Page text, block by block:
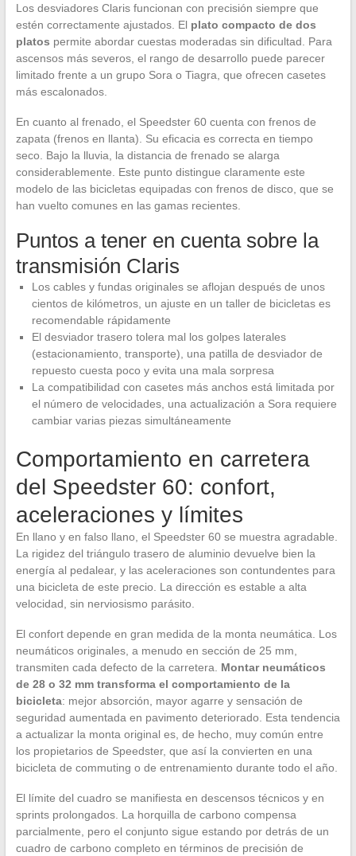
Los desviadores Claris funcionan con precisión siempre que
estén correctamente ajustados. El plato compacto de dos
platos permite abordar cuestas moderadas sin dificultad. Para
ascensos más severos, el rango de desarrollo puede parecer
limitado frente a un grupo Sora o Tiagra, que ofrecen casetes
más escalonados.
En cuanto al frenado, el Speedster 60 cuenta con frenos de
zapata (frenos en llanta). Su eficacia es correcta en tiempo
seco. Bajo la lluvia, la distancia de frenado se alarga
considerablemente. Este punto distingue claramente este
modelo de las bicicletas equipadas con frenos de disco, que se
han vuelto comunes en las gamas recientes.
Puntos a tener en cuenta sobre la
transmisión Claris
Los cables y fundas originales se aflojan después de unos
cientos de kilómetros, un ajuste en un taller de bicicletas es
recomendable rápidamente
El desviador trasero tolera mal los golpes laterales
(estacionamiento, transporte), una patilla de desviador de
repuesto cuesta poco y evita una mala sorpresa
La compatibilidad con casetes más anchos está limitada por
el número de velocidades, una actualización a Sora requiere
cambiar varias piezas simultáneamente
Comportamiento en carretera
del Speedster 60: confort,
aceleraciones y límites
En llano y en falso llano, el Speedster 60 se muestra agradable.
La rigidez del triángulo trasero de aluminio devuelve bien la
energía al pedalear, y las aceleraciones son contundentes para
una bicicleta de este precio. La dirección es estable a alta
velocidad, sin nerviosismo parásito.
El confort depende en gran medida de la monta neumática. Los
neumáticos originales, a menudo en sección de 25 mm,
transmiten cada defecto de la carretera. Montar neumáticos
de 28 o 32 mm transforma el comportamiento de la
bicicleta: mejor absorción, mayor agarre y sensación de
seguridad aumentada en pavimento deteriorado. Esta tendencia
a actualizar la monta original es, de hecho, muy común entre
los propietarios de Speedster, que así la convierten en una
bicicleta de commuting o de entrenamiento durante todo el año.
El límite del cuadro se manifiesta en descensos técnicos y en
sprints prolongados. La horquilla de carbono compensa
parcialmente, pero el conjunto sigue estando por detrás de un
cuadro de carbono completo en términos de precisión de